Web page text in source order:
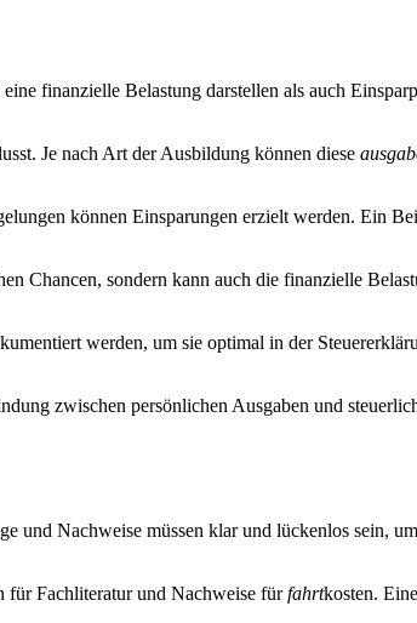
finanzielle Belastung darstellen als auch
Je nach Art der Ausbildung können diese
können Einsparungen erzielt werden. Ein
Chancen, sondern kann auch die finanzielle
werden, um sie optimal in der
zwischen persönlichen Ausgaben und
und Nachweise müssen klar und lückenlos sein,
für Fachliteratur und Nachweise fürfahrtkosten.